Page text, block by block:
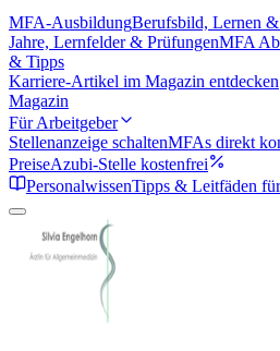
MFA-AusbildungBerufsbild, Lernen
Jahre, Lernfelder & PrüfungenMFA
& Tipps
Karriere-Artikel im Magazin entdecken
Magazin
Für Arbeitgeber
Stellenanzeige schaltenMFAs direkt
PreiseAzubi-Stelle kostenfrei
PersonalwissenTipps & Leitfäden